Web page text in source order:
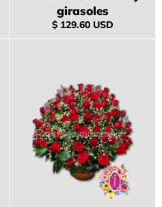
girasoles
Precio
habitual
$ 129.60 USD